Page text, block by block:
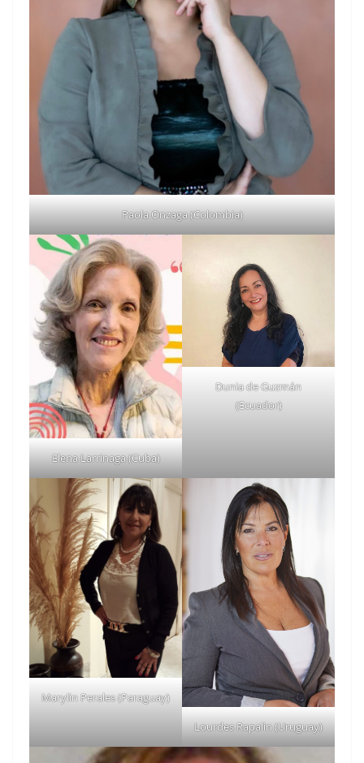
Paola Onzaga (Colombia)
Elena Larrinaga (Cuba)
Dunia de Guzmán
(Ecuador)
Marylin Perales (Paraguay)
Lourdes Rapalin (Uruguay)